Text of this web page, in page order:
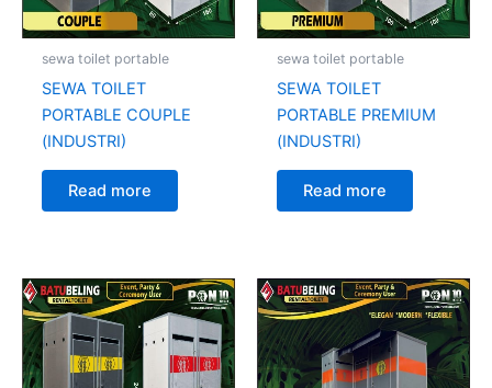
sewa toilet portable
SEWA TOILET
PORTABLE COUPLE
(INDUSTRI)
Read more
sewa toilet portable
SEWA TOILET
PORTABLE PREMIUM
(INDUSTRI)
Read more